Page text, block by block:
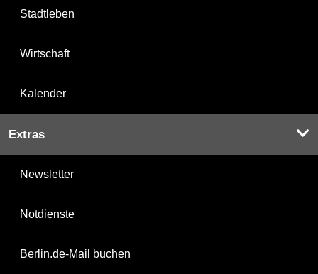
Stadtleben
Wirtschaft
Kalender
Extras
Newsletter
Notdienste
Berlin.de-Mail buchen